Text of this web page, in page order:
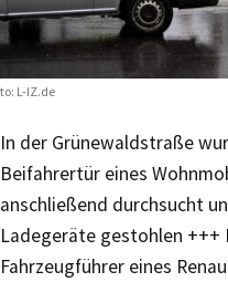
L-IZ.de
In der Grünewaldstraße
Beifahrertür eines
anschließend durchsucht
Ladegeräte gestohlen
Fahrzeugführer eines